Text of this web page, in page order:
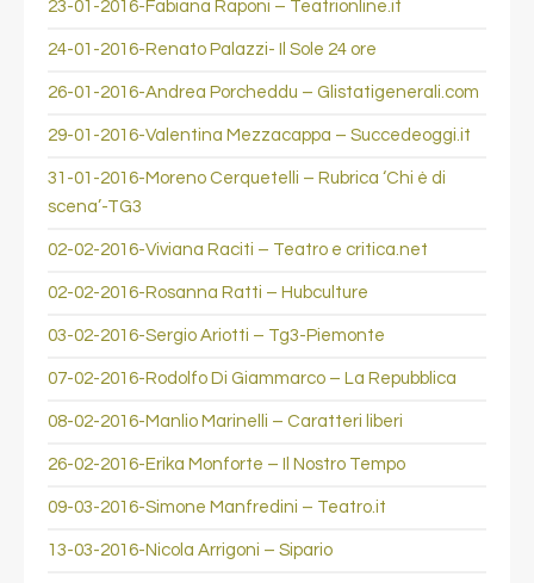
23-01-2016-Fabiana Raponi – Teatrionline.it
24-01-2016-Renato Palazzi- Il Sole 24 ore
26-01-2016-Andrea Porcheddu – Glistatigenerali.com
29-01-2016-Valentina Mezzacappa – Succedeoggi.it
31-01-2016- Moreno Cerquetelli – Rubrica ‘Chi è di
scena’-TG3
02-02-2016-Viviana Raciti – Teatro e critica.net
02-02-2016-Rosanna Ratti – Hubculture
03-02-2016-Sergio Ariotti – Tg3-Piemonte
07-02-2016-Rodolfo Di Giammarco – La Repubblica
08-02-2016-Manlio Marinelli – Caratteri liberi
26-02-2016-Erika Monforte – Il Nostro Tempo
09-03-2016-Simone Manfredini – Teatro.it
13-03-2016-Nicola Arrigoni – Sipario